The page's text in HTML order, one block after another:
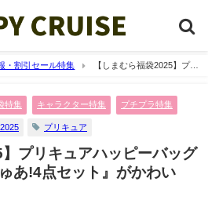
・割引セール特集
【しまむら福袋2025】プリ
特集 キャラクター特集 プチプラ特集
プリキュア
】プリキュアハッピーバッグ
あ!4点セット』がかわい